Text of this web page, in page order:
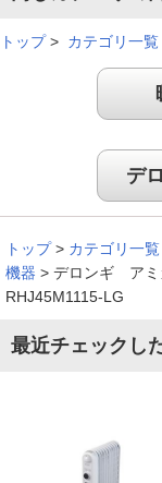
でとてもよいです
か（寒冷地です）
が、よい製品だと思
窓際
年老いた義理の母
ほんわかと柔らか
マーを活用しなが
使い
トップ> カテゴリ一覧
デ
トップ > カテゴリ一覧
機器 > デロンギ ア
RHJ45M1115-LG
最近チェックし